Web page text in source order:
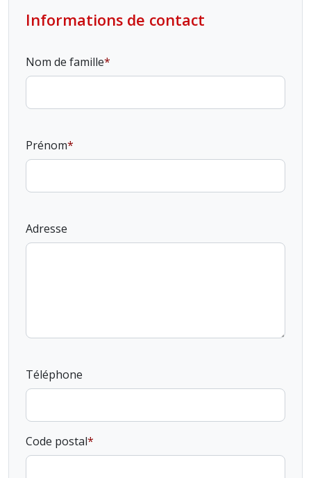
Informations de contact
Nom de famille
Prénom
Adresse
Téléphone
Code postal